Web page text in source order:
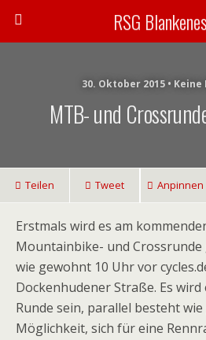
RSG
30. Oktober 2015 •
MTB- und
Teilen Tweet Anpinnen
Erstmals wird es am
Mountainbike- und
wie gewohnt 10 Uhr vor
Dockenhudener Straße. Es
Runde sein, parallel besteht
Möglichkeit, sich für eine